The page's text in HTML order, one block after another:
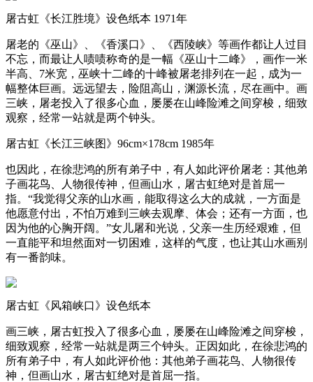
屠古虹《长江胜境》设色纸本 1971年
屠老的《巫山》、《香溪口》、《西陵峡》等画作都让人过目
不忘，而最让人啧啧称奇的是一幅《巫山十二峰》，画作一米
半高、7米宽，巫峡十二峰的十峰被屠老排列在一起，成为一
幅整体巨画。远远望去，险阻高山，渊源长流，尽在画中。画
三峡，屠老投入了很多心血，屡屡在山峰险滩之间穿梭，细致
观察，经常一站就是两个钟头。
屠古虹《长江三峡图》96cm×178cm 1985年
也因此，在徐悲鸿的所有弟子中，有人如此评价屠老：其他弟
子画花鸟、人物很传神，但画山水，屠古虹绝对是首屈一
指。“我觉得父亲的山水画，能取得这么大的成就，一方面是
他愿意付出，不怕万难到三峡去观摩、体会；还有一方面，也
因为他的心胸开阔。”女儿屠和光说，父亲一生历经艰难，但
一直能平和坦然面对一切困难，这样的气度，也让其山水画别
有一番韵味。
屠古虹《风箱峡口》设色纸本
画三峡，屠古虹投入了很多心血，屡屡在山峰险滩之间穿梭，
细致观察，经常一站就是两三个钟头。正因如此，在徐悲鸿的
所有弟子中，有人如此评价他：其他弟子画花鸟、人物很传
神，但画山水，屠古虹绝对是首屈一指。